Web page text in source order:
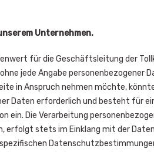
Unternehmen.
für die Geschäftsleitung der
jede Angabe personenbezogener
in Anspruch nehmen möchte,
Daten erforderlich und besteht für
ein. Die Verarbeitung
erfolgt stets im Einklang mit der